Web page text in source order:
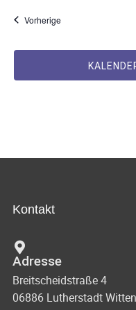
t
m
VorherigeVeranstaltungen
Kontakt
Adresse
Breitscheidstraße 4
06886 Lutherstadt